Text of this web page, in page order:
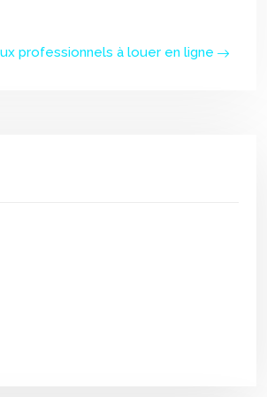
professionnels à louer en ligne